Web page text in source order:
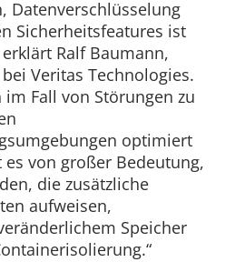
Datenverschlüsselung
Sicherheitsfeatures ist
Ralf Baumann,
Veritas Technologies.
im Fall von Störungen zu
optimiert
von großer Bedeutung,
die zusätzliche
aufweisen,
Speicher